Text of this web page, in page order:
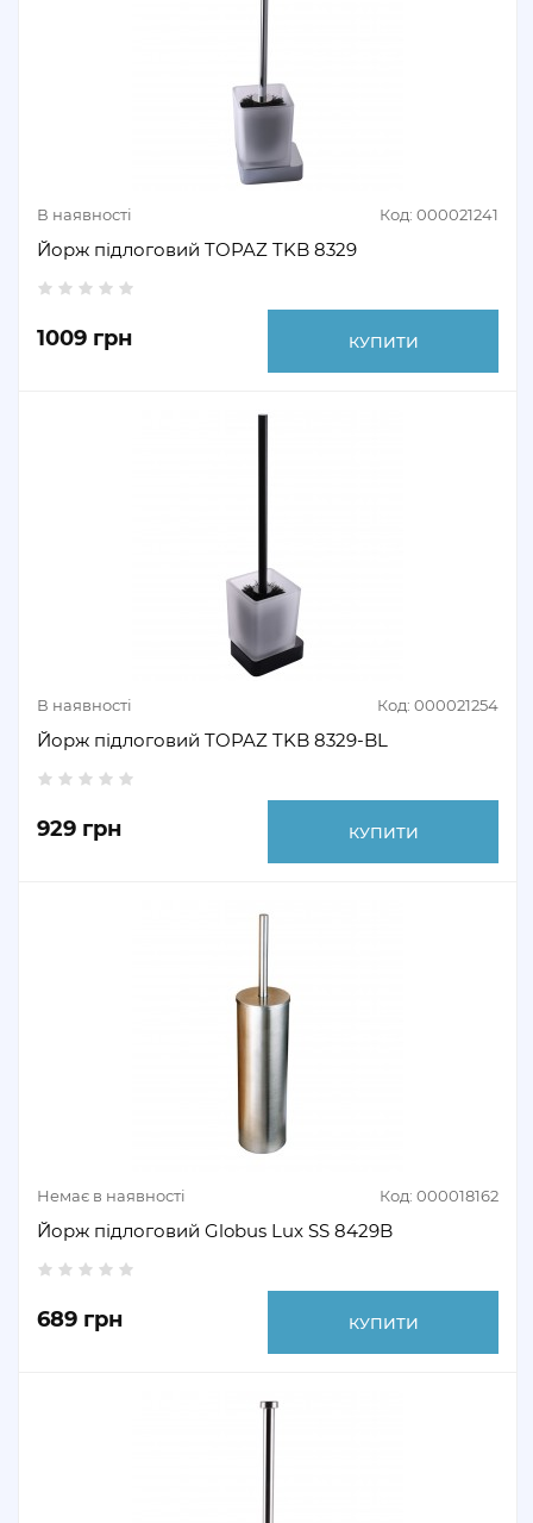
В наявності Код: 000021241
Йорж підлоговий TOPAZ TKB 8329
1009 грн КУПИТИ
В наявності Код: 000021254
Йорж підлоговий TOPAZ TKB 8329-BL
929 грн КУПИТИ
Немає в наявності Код: 000018162
Йорж підлоговий Globus Lux SS 8429B
689 грн КУПИТИ